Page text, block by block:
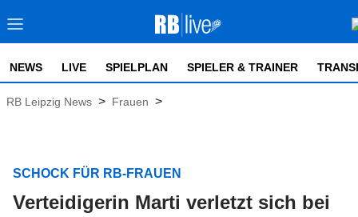
NEWS LIVE SPIELPLAN SPIELER & TRAINER
RB Leipzig News > Frauen >
SCHOCK FÜR RB-FRAUEN
Verteidigerin Marti verletzt sich bei